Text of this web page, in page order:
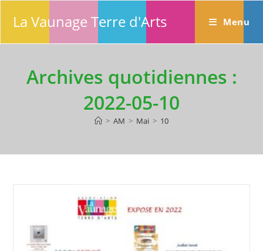
La Vaunage Terre d'Arts Menu
Archives quotidiennes :
2022-05-10
> AM > Mai > 10